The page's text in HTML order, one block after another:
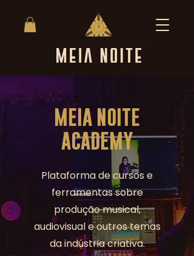
MEIA NOITE
ACADEMY
Plataforma de cursos e
ferramentas sobre
produção musical,
audiovisual e outros temas
da indústria criativa.